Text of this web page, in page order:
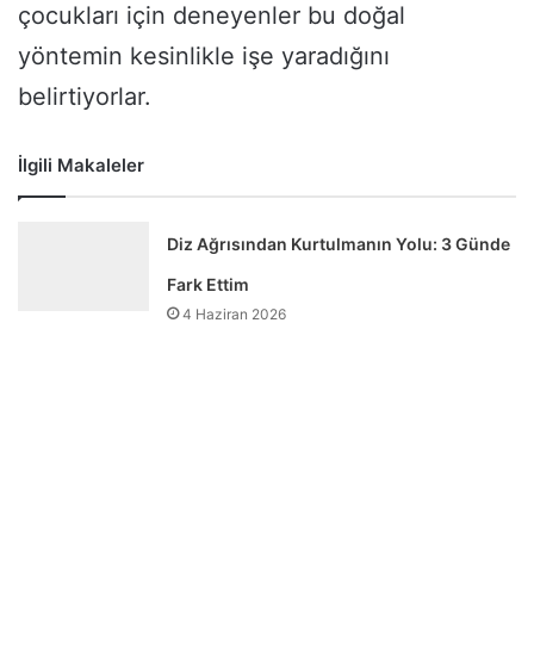
çocukları için deneyenler bu doğal
yöntemin kesinlikle işe yaradığını
belirtiyorlar.
İlgili Makaleler
Diz Ağrısından Kurtulmanın Yolu: 3 Günde
Fark Ettim
4 Haziran 2026